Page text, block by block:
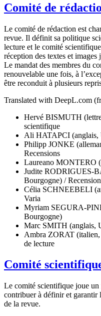
Comité de
Le comité de rédaction est
revue. Il définit sa politique
lecture et le comité
réception des textes et
Le mandat des membres du
renouvelable une fois, à
être reconduit à plusieurs
Translated with DeepL.com
Hervé BISMUTH
scientifique
Ali HATAPCI (anglais,
Philipp JONKE
Recensions
Laureano MONTERO
Judite RODRIGUES-
Bourgogne) /
Célia SCHNEEBELI
Varia
Myriam SEGURA-
Bourgogne)
Marc SMITH (anglais,
Ambra ZORAT
de lecture
Comité
Le comité scientifique joue
contribuer à définir et
de la revue.